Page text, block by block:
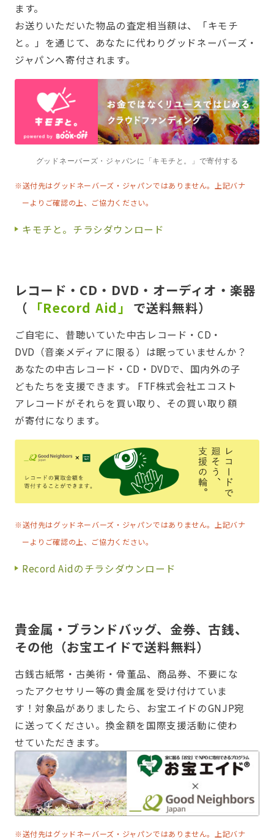
ます。
お送りいただいた物品の査定相当額は、「キモチ
と。」を通じて、あなたに代わりグッドネーバーズ・
ジャパンへ寄付されます。
グッドネーバーズ・ジャパンに「キモチと。」で寄付する
※送付先はグッドネーバーズ・ジャパンではありません。上記バナ
ーよりご確認の上、ご協力ください。
キモチと。チラシダウンロード
レコード・CD・DVD・オーディオ・楽器
（ 「Record Aid」 で送料無料）
ご自宅に、昔聴いていた中古レコード・CD・
DVD（音楽メディアに限る）は眠っていませんか？
あなたの中古レコード・CD・DVDで、国内外の子
どもたちを支援できます。 FTF株式会社エコスト
アレコードがそれらを買い取り、その買い取り額
が寄付になります。
※送付先はグッドネーバーズ・ジャパンではありません。上記バナ
ーよりご確認の上、ご協力ください。
Record Aidのチラシダウンロード
貴金属・ブランドバッグ、金券、古銭、
その他（お宝エイドで送料無料）
古銭古紙幣・古美術・骨董品、商品券、不要にな
ったアクセサリー等の貴金属を受け付けていま
す！対象品がありましたら、お宝エイドのGNJP宛
に送ってください。換金額を国際支援活動に使わ
せていただきます。
※送付先はグッドネーバーズ・ジャパンではありません。上記バナ